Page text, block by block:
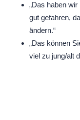
„Das haben
gut gefahren,
ändern.“
„Das können
viel zu jung/alt